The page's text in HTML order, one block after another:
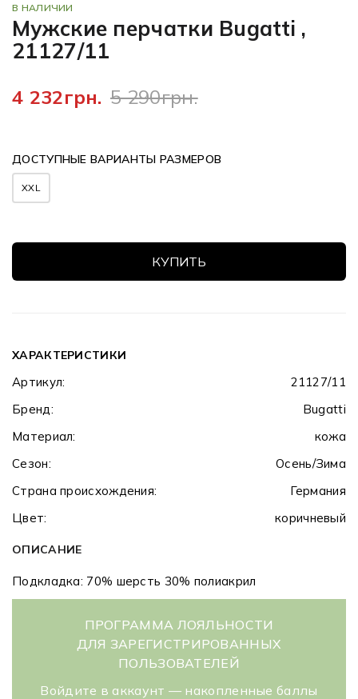
В НАЛИЧИИ
Мужские перчатки Bugatti ,
21127/11
4 232грн. 5 290грн.
ДОСТУПНЫЕ ВАРИАНТЫ РАЗМЕРОВ
XXL
КУПИТЬ
ХАРАКТЕРИСТИКИ
Артикул:
21127/11
Бренд:
Bugatti
Материал:
кожа
Сезон:
Осень/Зима
Страна происхождения:
Германия
Цвет:
коричневый
ОПИСАНИЕ
Подкладка: 70% шерсть 30% полиакрил
ПРОГРАММА ЛОЯЛЬНОСТИ
ДЛЯ ЗАРЕГИСТРИРОВАННЫХ
ПОЛЬЗОВАТЕЛЕЙ
Войдите в аккаунт — накопленные баллы